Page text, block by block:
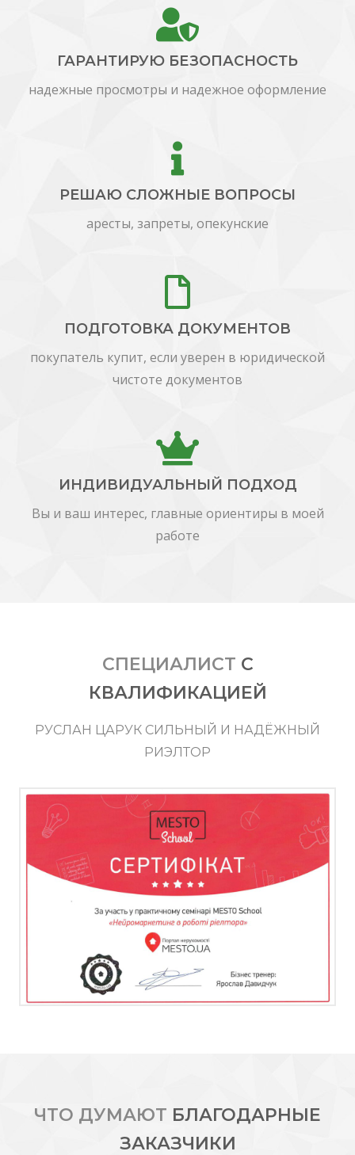
ГАРАНТИРУЮ БЕЗОПАСНОСТЬ
надежные просмотры и надежное оформление
РЕШАЮ СЛОЖНЫЕ ВОПРОСЫ
аресты, запреты, опекунские
ПОДГОТОВКА ДОКУМЕНТОВ
покупатель купит, если уверен в юридической
чистоте документов
ИНДИВИДУАЛЬНЫЙ ПОДХОД
Вы и ваш интерес, главные ориентиры в моей
работе
СПЕЦИАЛИСТ С
КВАЛИФИКАЦИЕЙ
РУСЛАН ЦАРУК СИЛЬНЫЙ И НАДЁЖНЫЙ
РИЭЛТОР
ЧТО ДУМАЮТ БЛАГОДАРНЫЕ
ЗАКАЗЧИКИ